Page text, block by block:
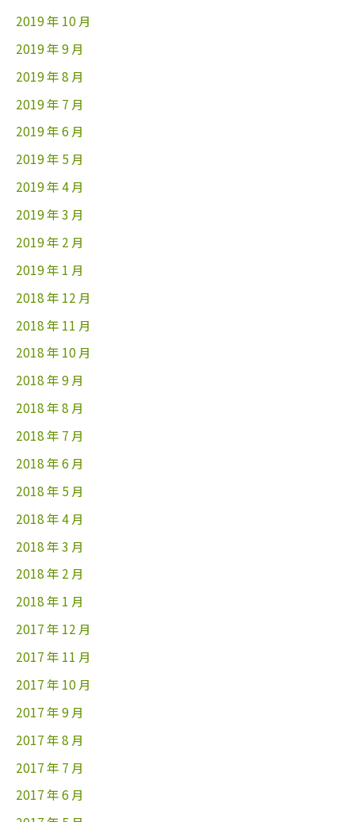
2019 年 10 月
2019 年 9 月
2019 年 8 月
2019 年 7 月
2019 年 6 月
2019 年 5 月
2019 年 4 月
2019 年 3 月
2019 年 2 月
2019 年 1 月
2018 年 12 月
2018 年 11 月
2018 年 10 月
2018 年 9 月
2018 年 8 月
2018 年 7 月
2018 年 6 月
2018 年 5 月
2018 年 4 月
2018 年 3 月
2018 年 2 月
2018 年 1 月
2017 年 12 月
2017 年 11 月
2017 年 10 月
2017 年 9 月
2017 年 8 月
2017 年 7 月
2017 年 6 月